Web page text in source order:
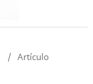
/ Artículo